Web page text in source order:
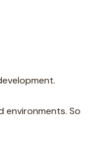
environments. So